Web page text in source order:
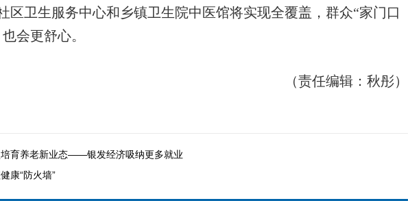
区卫生服务中心和乡镇卫生院中医馆将实现全覆盖，群众“家门口
会更舒心。
（责任编辑：秋彤）
培育养老新业态——银发经济吸纳更多就业
康“防火墙”